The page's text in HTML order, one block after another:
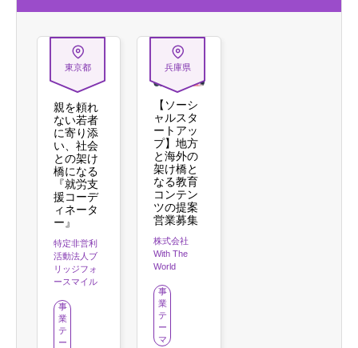
東京都
親を頼れ
ない若者
に寄り添
い、社会
との架け
橋になる
『就労支
援コーデ
ィネータ
ー』
特定非営利
活動法人ブ
リッジフォ
ースマイル
事
業
テ
ー
兵庫県
【ソーシ
ャルスタ
ートアッ
プ】地方
と海外の
架け橋と
なる教育
コンテン
ツの提案
営業募集
株式会社
With The
World
事
業
テ
ー
マ